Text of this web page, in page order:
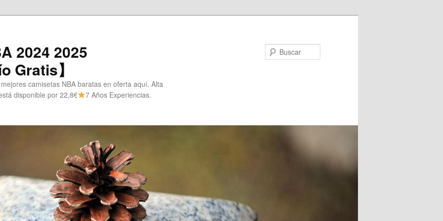
2024 2025
Gratis】
camisetas NBA baratas en oferta aquí. Alta
disponible por 22,8€
7 Años Experiencias.